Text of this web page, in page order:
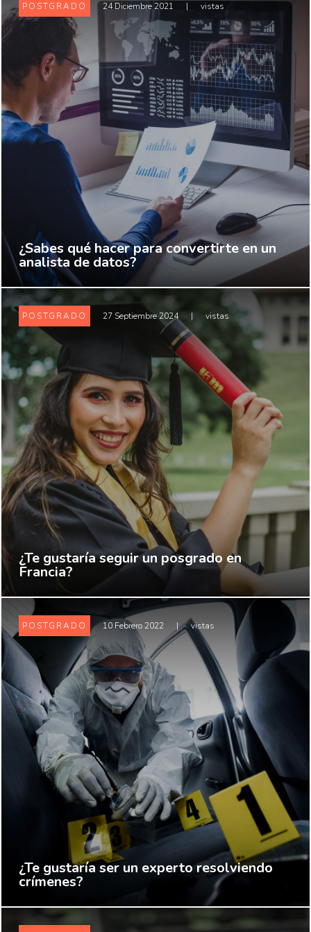
POSTGRADO 24 Diciembre 2021 | vistas
¿Sabes qué hacer para convertirte en un
analista de datos?
POSTGRADO 27 Septiembre 2024 | vistas
¿Te gustaría seguir un posgrado en
Francia?
POSTGRADO 10 Febrero 2022 | vistas
¿Te gustaría ser un experto resolviendo
crímenes?